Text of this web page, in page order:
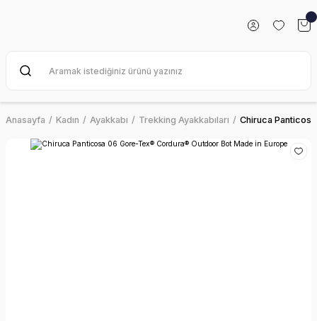
Anasayfa Kadın Ayakkabı Trekking Ayakkabıları Chiruca